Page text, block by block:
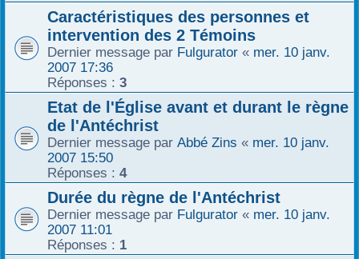
Caractéristiques des personnes et
intervention des 2 Témoins
Dernier message par Fulgurator « mer. 10 janv.
2007 17:36
Réponses : 3
Etat de l'Église avant et durant le règne
de l'Antéchrist
Dernier message par Abbé Zins « mer. 10 janv.
2007 15:50
Réponses : 4
Durée du règne de l'Antéchrist
Dernier message par Fulgurator « mer. 10 janv.
2007 11:01
Réponses : 1